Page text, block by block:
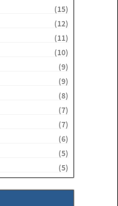
(15)
(12)
(11)
(10)
(9)
(9)
(8)
(7)
(7)
(6)
(5)
(5)